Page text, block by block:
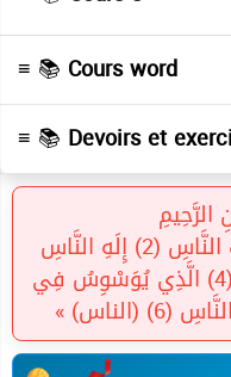
≡ 📚 Cours word
≡ 📚 Devoirs et
الرَّحِيمِ
« قُلْ أَعُوذُ بِرَبِّ النَّاسِ (1) مَلِكِ النَّاسِ (2) إِلَهِ النَّاسِ
(3) مِنْ شَرِّ الْوَسْوَاسِ الْخَنَّاسِ (4) الَّذِي يُوَسْوِسُ فِي